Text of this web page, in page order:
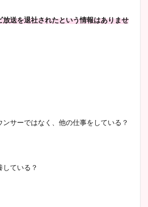
放送を退社されたという情報はありませ
ンサーではなく、他の仕事をしている？
している？